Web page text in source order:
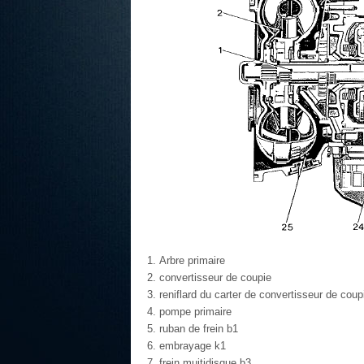
Arbre primaire
convertisseur de coupie
reniflard du carter de convertisseur de
pompe primaire
ruban de frein b1
embrayage k1